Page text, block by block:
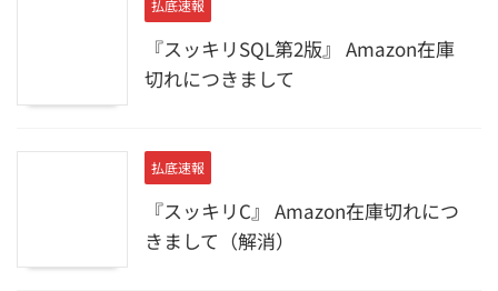
払底速報
『スッキリSQL第2版』 Amazon在庫
切れにつきまして
払底速報
『スッキリC』 Amazon在庫切れにつ
きまして（解消）